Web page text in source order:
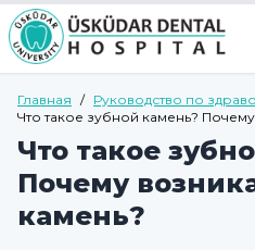
Главная / Руководство по
Что такое зубной камень?
Что такое
Почему
камень?